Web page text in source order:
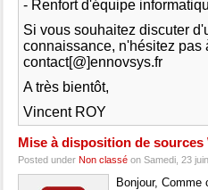
- Renfort d'équipe
Si vous souhaitez discuter
connaissance, n'hésitez pas
contact[@]ennovsys.fr
A très bientôt,
Vincent ROY
Mise à disposition de sources
Posted under Non classé on Samedi, 23
Bonjour,